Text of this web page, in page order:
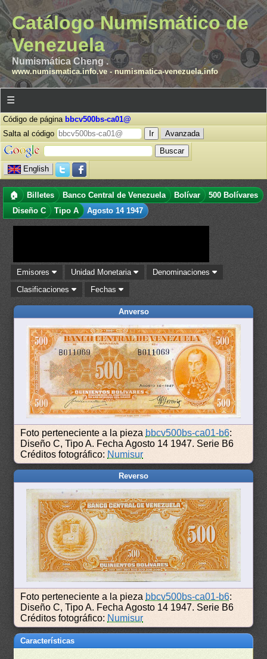
Catálogo Numismático de
Venezuela
Numismática Cheng .
www.numismatica.info.ve- numismatica-venezuela.info
☰
Código de página bbcv500bs-ca01@
Salta al código
Avanzada
English
🏠 Billetes Banco Central de Venezuela Bolívar
500 Bolívares
Diseño C
Tipo A Agosto 14 1947
Emisores Unidad Monetaria
Denominaciones
Clasificaciones
Fechas
Anverso
Foto perteneciente a la pieza bbcv500bs-ca01-b6:
Diseño C, Tipo A. Fecha Agosto 14 1947. Serie B6
Créditos fotográfico: Numisur
Reverso
Foto perteneciente a la pieza bbcv500bs-ca01-b6:
Diseño C, Tipo A. Fecha Agosto 14 1947. Serie B6
Créditos fotográfico: Numisur
Características